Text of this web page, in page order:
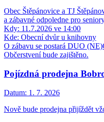
Obec Štěpánovice a TJ
a zábavné odpoledne pro
Kdy: 11.7.2026 ve 14:00
Kde: Obecní dvůr u knihovny
O zábavu se postará DUO
Občerstvení bude zajištěno.
Pojízdná prodejna
Datum: 1. 7. 2026
Nově bude prodejna přijíždět